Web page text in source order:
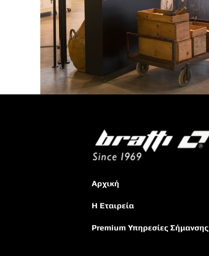
Αρχική
Η Εταιρεία
Premium Υπηρεσίες Σήμανσης